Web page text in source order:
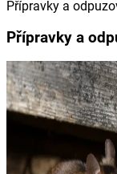
Přípravky a
Přípravky a